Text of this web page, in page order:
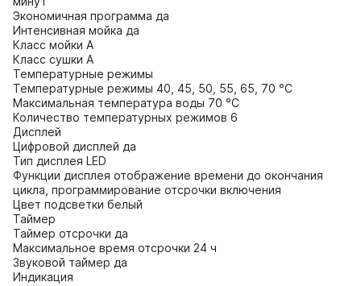
Экономичная программа да
Интенсивная мойка да
Класс мойки A
Класс сушки A
Температурные режимы
Температурные режимы 40, 45, 50, 55, 65, 70 °С
Максимальная температура воды 70 °С
Количество температурных режимов 6
Дисплей
Цифровой дисплей да
Тип дисплея LED
Функции дисплея отображение времени до окончания
цикла, программирование отсрочки включения
Цвет подсветки белый
Таймер
Таймер отсрочки да
Максимальное время отсрочки 24 ч
Звуковой таймер да
Индикация